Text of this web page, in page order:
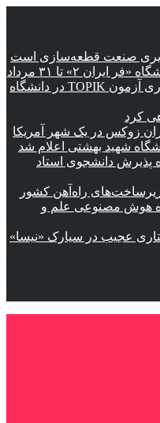
صنعت قطعه‌سازی است
۲» تا ۳۱ مرداد
راه‌اندازی رشته کره‌ای و برگزاری آزمون TOPIK در دانشگاه
کرد
زوکس در یک شهر آمریکا
شهید بهشتی اعلام شد
پذیرش دانشجوی استاد
راه‌آهن کشور
هوش مصنوعی علم و
عجیب در سیارک «نیسا»